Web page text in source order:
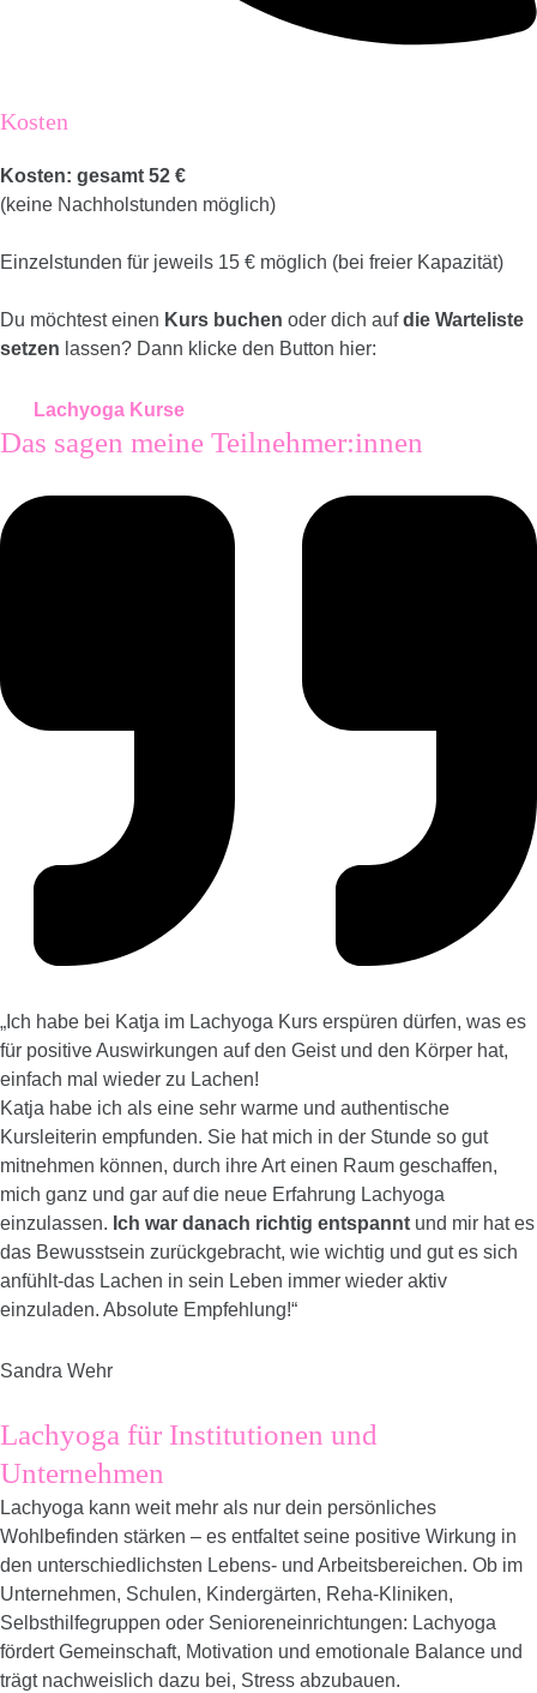
Kosten
Kosten: gesamt 52 €
(keine Nachholstunden möglich)
Einzelstunden für jeweils 15 € möglich (bei freier Kapazität)
Du möchtest einen Kurs buchen oder dich aufdie Warteliste
setzen lassen? Dann klicke den Button hier:
Lachyoga Kurse
Das sagen meine Teilnehmer:innen
Ich habe bei Katja im Lachyoga Kurs erspüren dürfen, was es
für positive Auswirkungen auf den Geist und den Körper hat,
einfach mal wieder zu Lachen!
Katja habe ich als eine sehr warme und authentische
Kursleiterin empfunden. Sie hat mich in der Stunde so gut
mitnehmen können, durch ihre Art einen Raum geschaffen,
mich ganz und gar auf die neue Erfahrung Lachyoga
einzulassen. Ich war danach richtig entspannt und mir hat es
das Bewusstsein zurückgebracht, wie wichtig und gut es sich
anfühlt-das Lachen in sein Leben immer wieder aktiv
einzuladen. Absolute Empfehlung!“
Sandra Wehr
Lachyoga für Institutionen und
Unternehmen
Lachyoga kann weit mehr als nur dein persönliches
Wohlbefinden stärken – es entfaltet seine positive Wirkung in
den unterschiedlichsten Lebens- und Arbeitsbereichen. Ob im
Unternehmen, Schulen, Kindergärten, Reha-Kliniken,
Selbsthilfegruppen oder Senioreneinrichtungen: Lachyoga
fördert Gemeinschaft, Motivation und emotionale Balance und
trägt nachweislich dazu bei, Stress abzubauen.